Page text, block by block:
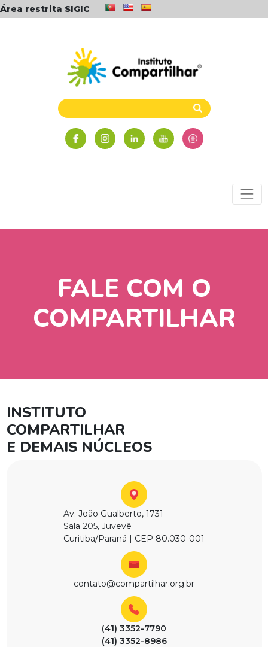
Área restrita SIGIC
FALE COM O
COMPARTILHAR
INSTITUTO
COMPARTILHAR
E DEMAIS NÚCLEOS
Av. João Gualberto, 1731
Sala 205, Juvevê
Curitiba/Paraná | CEP 80.030-001
contato@compartilhar.org.br
(41) 3352-7790
(41) 3352-8986